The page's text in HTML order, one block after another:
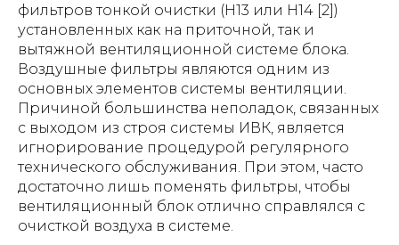
фильтров тонкой очистки (H13 или H14 [2])
установленных как на приточной, так и
вытяжной вентиляционной системе блока.
Воздушные фильтры являются одним из
основных элементов системы вентиляции.
Причиной большинства неполадок, связанных
с выходом из строя системы ИВК, является
игнорирование процедурой регулярного
технического обслуживания. При этом, часто
достаточно лишь поменять фильтры, чтобы
вентиляционный блок отлично справлялся с
очисткой воздуха в системе.